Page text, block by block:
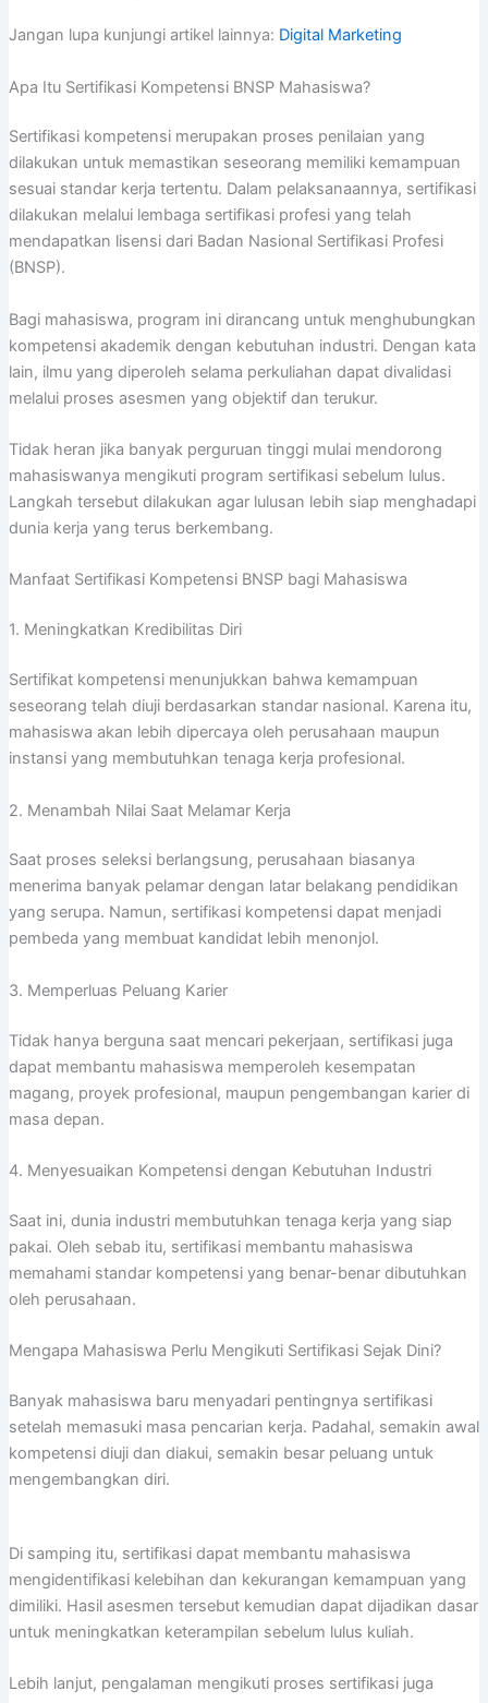
Jangan lupa kunjungi artikel lainnya: Digital Marketing
Apa Itu Sertifikasi Kompetensi BNSP Mahasiswa?
Sertifikasi kompetensi merupakan proses penilaian yang
dilakukan untuk memastikan seseorang memiliki kemampuan
sesuai standar kerja tertentu. Dalam pelaksanaannya, sertifikasi
dilakukan melalui lembaga sertifikasi profesi yang telah
mendapatkan lisensi dari Badan Nasional Sertifikasi Profesi
(BNSP).
Bagi mahasiswa, program ini dirancang untuk menghubungkan
kompetensi akademik dengan kebutuhan industri. Dengan kata
lain, ilmu yang diperoleh selama perkuliahan dapat divalidasi
melalui proses asesmen yang objektif dan terukur.
Tidak heran jika banyak perguruan tinggi mulai mendorong
mahasiswanya mengikuti program sertifikasi sebelum lulus.
Langkah tersebut dilakukan agar lulusan lebih siap menghadapi
dunia kerja yang terus berkembang.
Manfaat Sertifikasi Kompetensi BNSP bagi Mahasiswa
1. Meningkatkan Kredibilitas Diri
Sertifikat kompetensi menunjukkan bahwa kemampuan
seseorang telah diuji berdasarkan standar nasional. Karena itu,
mahasiswa akan lebih dipercaya oleh perusahaan maupun
instansi yang membutuhkan tenaga kerja profesional.
2. Menambah Nilai Saat Melamar Kerja
Saat proses seleksi berlangsung, perusahaan biasanya
menerima banyak pelamar dengan latar belakang pendidikan
yang serupa. Namun, sertifikasi kompetensi dapat menjadi
pembeda yang membuat kandidat lebih menonjol.
3. Memperluas Peluang Karier
Tidak hanya berguna saat mencari pekerjaan, sertifikasi juga
dapat membantu mahasiswa memperoleh kesempatan
magang, proyek profesional, maupun pengembangan karier di
masa depan.
4. Menyesuaikan Kompetensi dengan Kebutuhan Industri
Saat ini, dunia industri membutuhkan tenaga kerja yang siap
pakai. Oleh sebab itu, sertifikasi membantu mahasiswa
memahami standar kompetensi yang benar-benar dibutuhkan
oleh perusahaan.
Mengapa Mahasiswa Perlu Mengikuti Sertifikasi Sejak Dini?
Banyak mahasiswa baru menyadari pentingnya sertifikasi
setelah memasuki masa pencarian kerja. Padahal, semakin awal
kompetensi diuji dan diakui, semakin besar peluang untuk
mengembangkan diri.
Di samping itu, sertifikasi dapat membantu mahasiswa
mengidentifikasi kelebihan dan kekurangan kemampuan yang
dimiliki. Hasil asesmen tersebut kemudian dapat dijadikan dasar
untuk meningkatkan keterampilan sebelum lulus kuliah.
Lebih lanjut, pengalaman mengikuti proses sertifikasi juga